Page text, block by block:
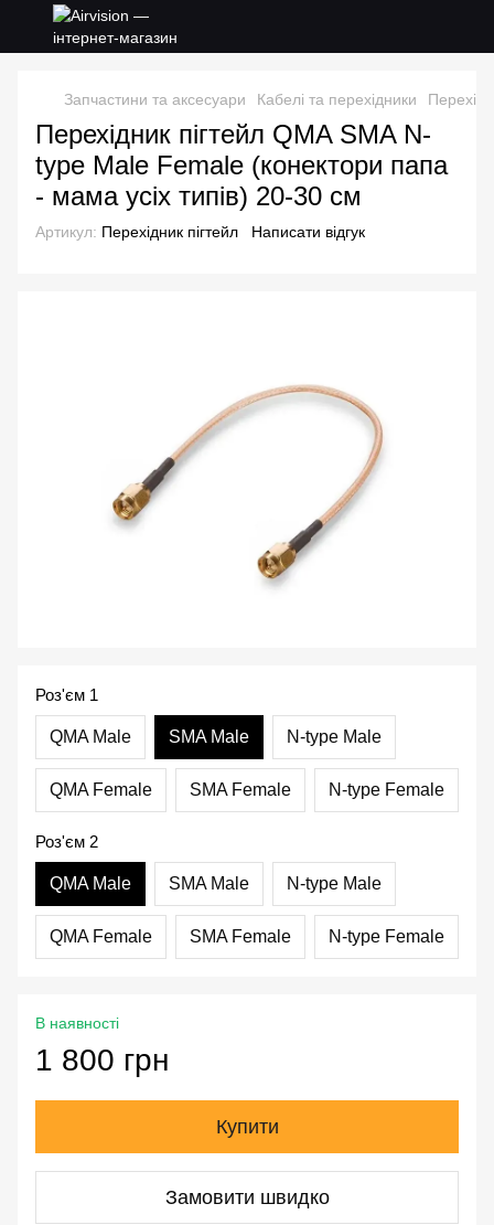
Запчастини та аксесуари Кабелі та перехідники
Перехідник пігтейл QMA SMA N-
type Male Female (конектори папа
- мама усіх типів) 20-30 см
Артикул: Перехідник пігтейл Написати відгук
Роз'єм 1
QMA Male SMA Male N-type Male
QMA Female SMA Female N-type Female
Роз'єм 2
QMA Male SMA Male N-type Male
QMA Female SMA Female N-type Female
В наявності
1 800 грн
Купити
Замовити швидко